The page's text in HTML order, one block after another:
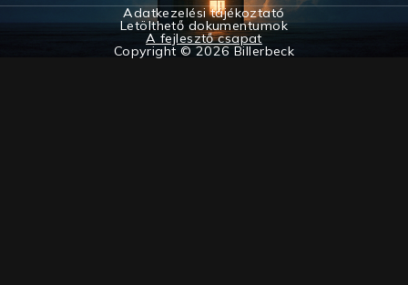
Copyright © 2026 Billerbeck
Adatkezelési tájékoztató
Letölthető dokumentumok
A fejlesztő csapat